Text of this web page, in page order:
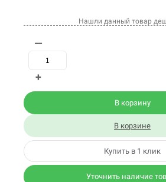
Нашли данный товар
—
+
В корзину
В корзине
Купить в 1 клик
Уточнить наличие